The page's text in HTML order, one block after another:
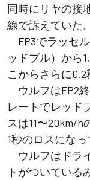
同時にリヤの接
線で訴えていた。
FP3でラッセ
ッドブル）から
こからさらに0.2
ウルフはFP2終
レートでレッド
スは11〜20km/
1秒のロスになっ
ウルフはドラ
トがついている